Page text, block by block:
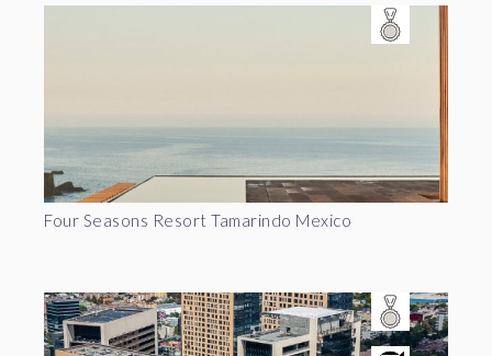
Four Seasons Resort Tamarindo Mexico